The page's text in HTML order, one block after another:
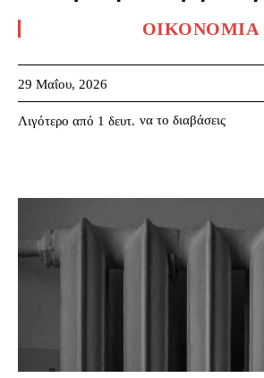
ΟΙΚΟΝΟΜΊΑ
29 Μαΐου, 2026
Λιγότερο από 1 δευτ. να το διαβάσεις